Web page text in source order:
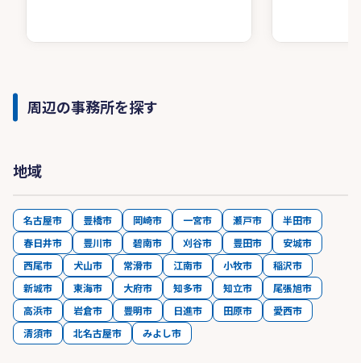
周辺の事務所を探す
地域
名古屋市 豊橋市 岡崎市 一宮市 瀬戸市
半田市
春日井市
豊川市 碧南市 刈谷市 豊田市
安城市
西尾市
犬山市 常滑市 江南市 小牧市
稲沢市
新城市
東海市 大府市 知多市 知立市
尾張旭市
高浜市
岩倉市 豊明市 日進市 田原市
愛西市
清須市
北名古屋市 みよし市